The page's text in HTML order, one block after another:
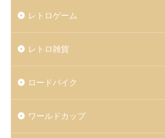
レトロゲーム
レトロ雑貨
ロードバイク
ワールドカップ